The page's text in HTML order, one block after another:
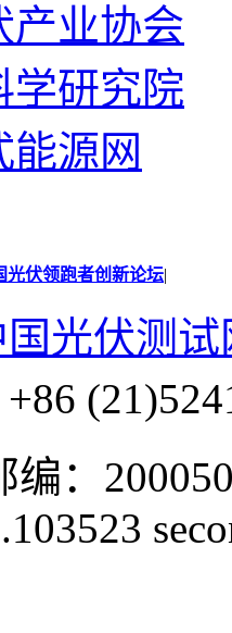
产业协会
学研究院
能源网
光伏领跑者创新论坛|
国光伏测试
：